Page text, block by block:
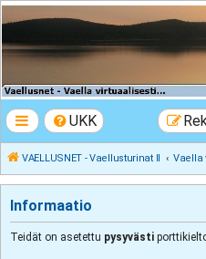
VAELLUSNET -
Vaellusturinat II
UKK
VAELLUSNET - Vaellusturinat II Vaella
Informaatio
Teidät on asetettu pysyvästi